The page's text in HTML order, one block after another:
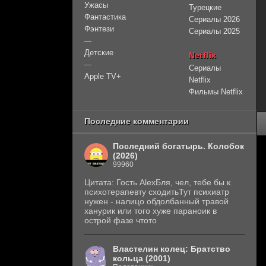
Ужасы
Фантастика
Фэнтези
—
Детские
—
Apple TV+
Турецкие
Сериалы 2026
Сериалы 2025
Netflix
Сериалы
Netflix
Фильмы Netflix
Последние комментарии
Последний богатырь. Колобок
(2026)
99960
Цитата: Гость AlexБля, чел, тебе бы к
психотерапевту сходитьТут психиатр
нужен - налицо обдолбанный травой
ханурик или того хуже параноик в
острой фазе чтото
Властелин колец: Братство
кольца (2001)